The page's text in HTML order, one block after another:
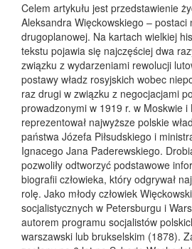
Celem artykułu jest przedstawienie
Aleksandra Więckowskiego – postaci
drugoplanowej. Na kartach wielkiej
tekstu pojawia się najczęściej dwa
związku z wydarzeniami rewolucji
postawy władz rosyjskich wobec
raz drugi w związku z negocjacjami
prowadzonymi w 1919 r. w Moskwie i
reprezentował najwyższe polskie
państwa Józefa Piłsudskiego i
Ignacego Jana Paderewskiego.
pozwoliły odtworzyć podstawowe
biografii człowieka, który odgrywał
rolę. Jako młody człowiek
socjalistycznych w Petersburgu i
autorem programu socjalistów
warszawski lub brukselskim (1878).